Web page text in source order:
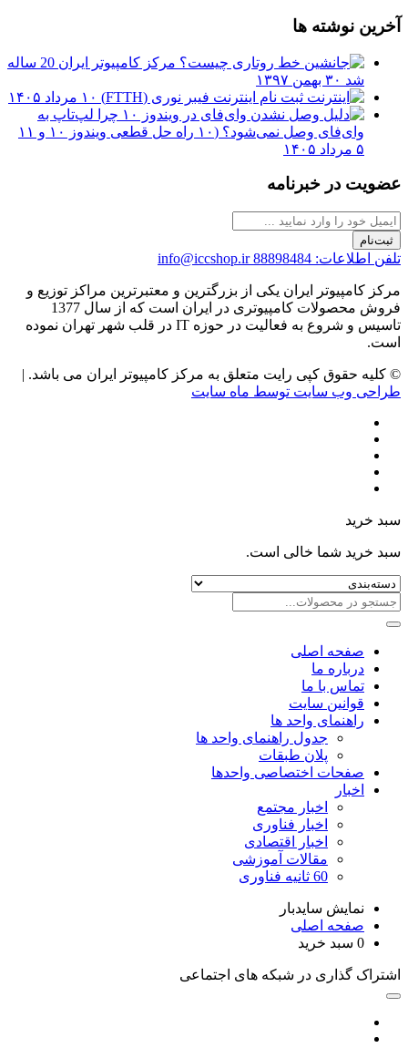
آخرین نوشته ها
مرکز کامپیوتر ایران 20 ساله
شد ۳۰ بهمن ۱۳۹۷
ثبت نام اینترنت فیبر نوری (FTTH)
۱۰ مرداد ۱۴۰۵
چرا لپ‌تاپ به
وای‌فای وصل نمی‌شود؟ (۱۰ راه حل قطعی ویندوز ۱۰ و ۱۱
۵ مرداد ۱۴۰۵
عضویت در خبرنامه
ثبت‌نام
تلفن اطلاعات: 88898484 info@iccshop.ir
مرکز کامپیوتر ایران یکی از بزرگترین و معتبرترین مراکز توزیع و
فروش محصولات کامپیوتری در ایران است که از سال 1377
تاسیس و شروع به فعالیت در حوزه IT در قلب شهر تهران نموده
است.
© کلیه حقوق کپی رایت متعلق به مرکز کامپیوتر ایران می باشد. |
طراحی وب سایت توسط ماه سایت
سبد خرید
سبد خرید شما خالی است.
صفحه اصلی
درباره ما
تماس با ما
قوانین سایت
راهنمای واحد ها
جدول راهنمای واحد ها
پلان طبقات
صفحات اختصاصی واحدها
اخبار
اخبار مجتمع
اخبار فناوری
اخبار اقتصادی
مقالات آموزشی
60 ثانیه فناوری
نمایش سایدبار
صفحه اصلی
0 سبد خرید
اشتراک گذاری در شبکه های اجتماعی